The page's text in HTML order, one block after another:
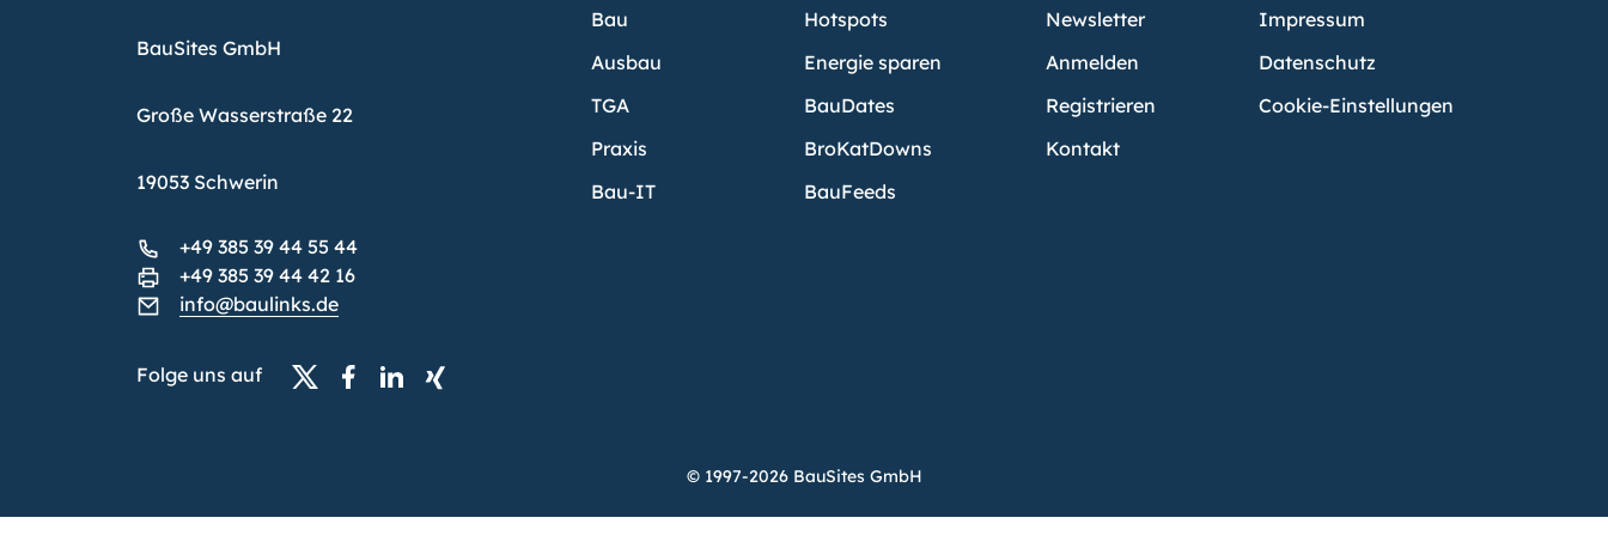
BauSites GmbH
Große Wasserstraße 22
19053 Schwerin
+49 385 39 44 55 44
+49 385 39 44 42 16
info@baulinks.de
Folge uns auf
Bau
Ausbau
TGA
Praxis
Bau-IT
Hotspots
Energie sparen
BauDates
BroKatDowns
BauFeeds
Newsletter
Anmelden
Registrieren
Kontakt
Impressum
Datenschutz
Cookie-Einstellungen
© 1997-2026 BauSites GmbH